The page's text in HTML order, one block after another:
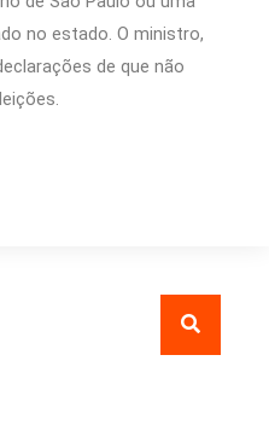
no estado. O ministro,
de que não